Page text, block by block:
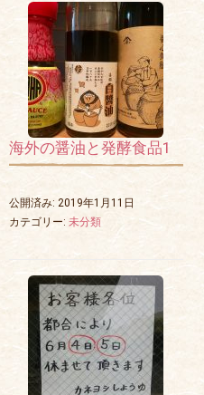
海外の醤油と発酵食品1
公開済み: 2019年1月11日
カテゴリー:未分類